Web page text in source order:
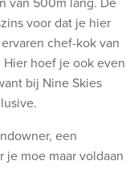
voor dat je hier
chef-kok van
hoef je ook even
bij Nine Skies
een
moe maar voldaan